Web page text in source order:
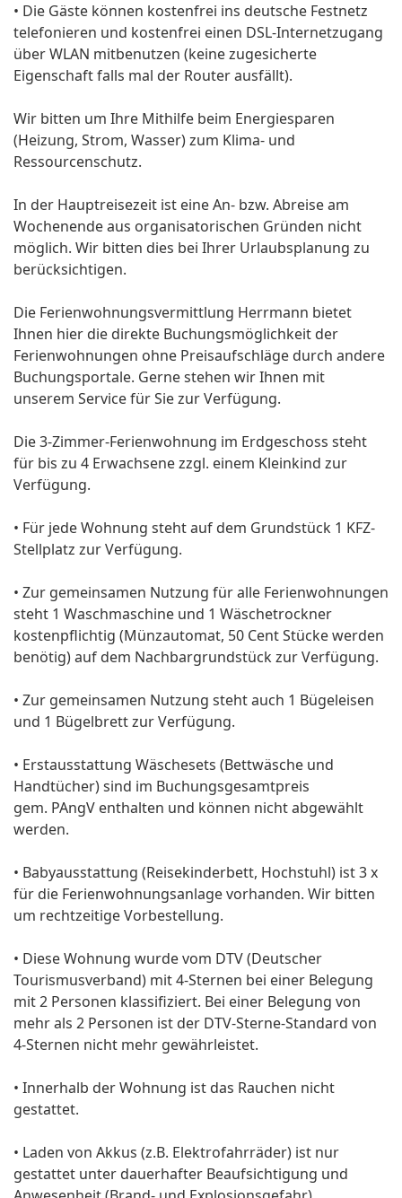
• Die Gäste können kostenfrei ins deutsche Festnetz
telefonieren und kostenfrei einen DSL-Internetzugang
über WLAN mitbenutzen (keine zugesicherte
Eigenschaft falls mal der Router ausfällt).
Wir bitten um Ihre Mithilfe beim Energiesparen
(Heizung, Strom, Wasser) zum Klima- und
Ressourcenschutz.
In der Hauptreisezeit ist eine An- bzw. Abreise am
Wochenende aus organisatorischen Gründen nicht
möglich. Wir bitten dies bei Ihrer Urlaubsplanung zu
berücksichtigen.
Die Ferienwohnungsvermittlung Herrmann bietet
Ihnen hier die direkte Buchungsmöglichkeit der
Ferienwohnungen ohne Preisaufschläge durch andere
Buchungsportale. Gerne stehen wir Ihnen mit
unserem Service für Sie zur Verfügung.
Die 3-Zimmer-Ferienwohnung im Erdgeschoss steht
für bis zu 4 Erwachsene zzgl. einem Kleinkind zur
Verfügung.
• Für jede Wohnung steht auf dem Grundstück 1 KFZ-
Stellplatz zur Verfügung.
• Zur gemeinsamen Nutzung für alle Ferienwohnungen
steht 1 Waschmaschine und 1 Wäschetrockner
kostenpflichtig (Münzautomat, 50 Cent Stücke werden
benötig) auf dem Nachbargrundstück zur Verfügung.
• Zur gemeinsamen Nutzung steht auch 1 Bügeleisen
und 1 Bügelbrett zur Verfügung.
• Erstausstattung Wäschesets (Bettwäsche und
Handtücher) sind im Buchungsgesamtpreis
gem. PAngV enthalten und können nicht abgewählt
werden.
• Babyausstattung (Reisekinderbett, Hochstuhl) ist 3 x
für die Ferienwohnungsanlage vorhanden. Wir bitten
um rechtzeitige Vorbestellung.
• Diese Wohnung wurde vom DTV (Deutscher
Tourismusverband) mit 4-Sternen bei einer Belegung
mit 2 Personen klassifiziert. Bei einer Belegung von
mehr als 2 Personen ist der DTV-Sterne-Standard von
4-Sternen nicht mehr gewährleistet.
• Innerhalb der Wohnung ist das Rauchen nicht
gestattet.
• Laden von Akkus (z.B. Elektrofahrräder) ist nur
gestattet unter dauerhafter Beaufsichtigung und